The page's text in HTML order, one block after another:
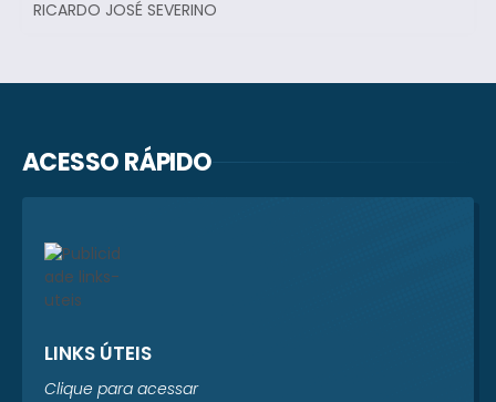
RICARDO JOSÉ SEVERINO
ACESSO RÁPIDO
LINKS ÚTEIS
Clique para acessar